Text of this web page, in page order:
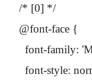
/* [0] */
@font-face {
font-family:
font-style: